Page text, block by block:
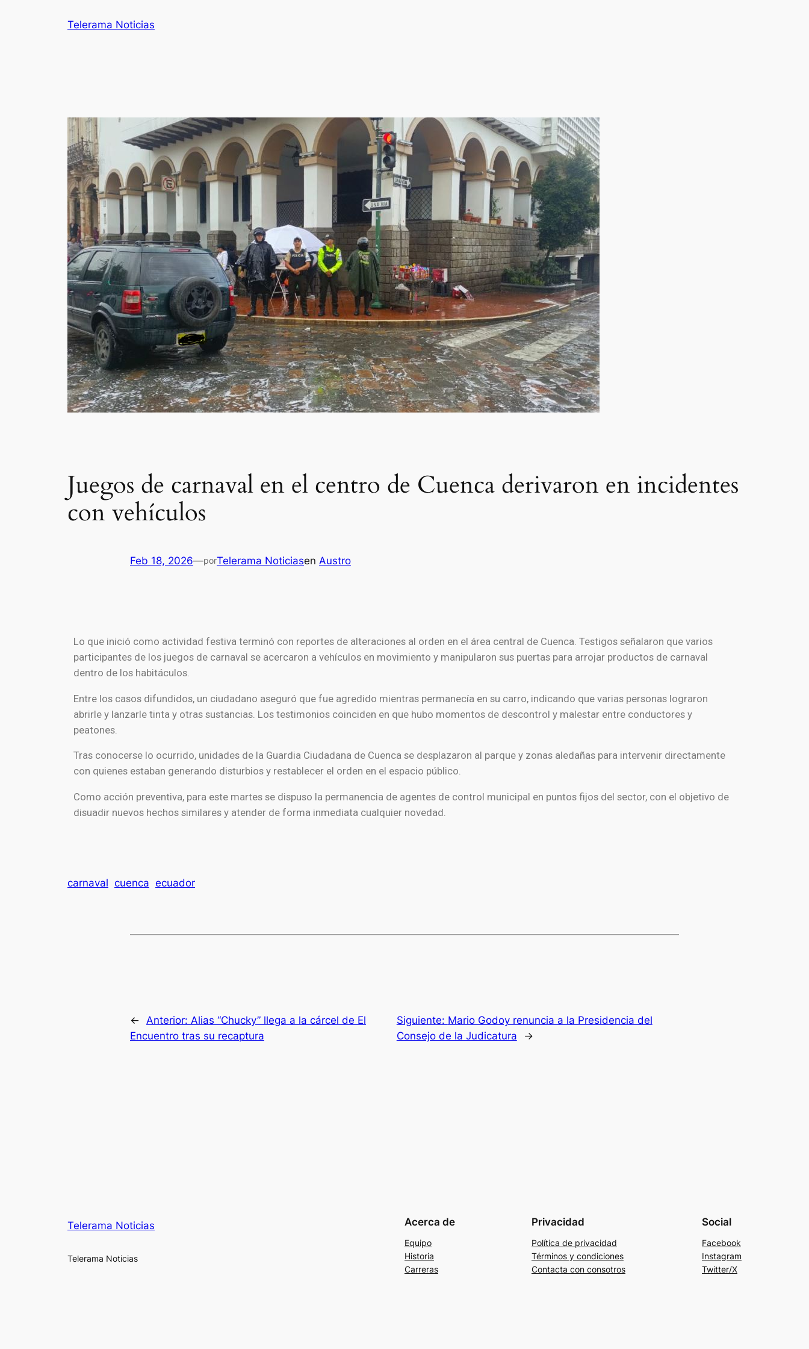
Telerama Noticias
Juegos de carnaval en el centro de Cuenca derivaron en incidentes
con vehículos
Feb 18, 2026—porTelerama Noticiasen Austro
Lo que inició como actividad festiva terminó con reportes de alteraciones al orden en el área central de Cuenca . Testigos señalaron que varios
participantes de los juegos de carnaval se acercaron a vehículos en movimiento y manipularon sus puertas para arrojar productos de carnaval
dentro de los habitáculos.
Entre los casos difundidos, un ciudadano aseguró que fue agredido mientras permanecía en su carro, indicando que varias personas lograron
abrirle y lanzarle tinta y otras sustancias. Los testimonios coinciden en que hubo momentos de descontrol y malestar entre conductores y
peatones.
Tras conocerse lo ocurrido, unidades de la Guardia Ciudadana de Cuenca se desplazaron al parque y zonas aledañas para intervenir directamente
con quienes estaban generando disturbios y restablecer el orden en el espacio público.
Como acción preventiva, para este martes se dispuso la permanencia de agentes de control municipal en puntos fijos del sector, con el objetivo de
disuadir nuevos hechos similares y atender de forma inmediata cualquier novedad.
carnaval cuenca ecuador
← Anterior: Alias “Chucky” llega a la cárcel de El
Encuentro tras su recaptura
Siguiente: Mario Godoy renuncia a la Presidencia del
Consejo de la Judicatura
→
Telerama Noticias
Telerama Noticias
Acerca de
Equipo
Historia
Carreras
Privacidad
Política de privacidad
Términos y condiciones
Contacta con consotros
Social
Facebook
Instagram
Twitter/X